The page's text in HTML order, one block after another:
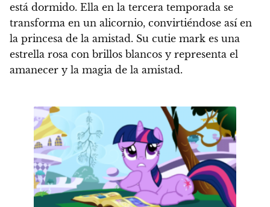
está dormido. Ella en la tercera temporada se
transforma en un alicornio, convirtiéndose así en
la princesa de la amistad. Su cutie mark es una
estrella rosa con brillos blancos y representa el
amanecer y la magia de la amistad.